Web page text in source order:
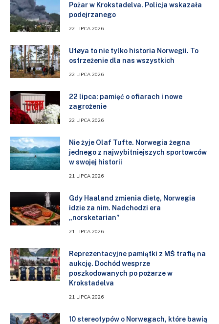
Pożar w Krokstadelva. Policja wskazała
podejrzanego
22 LIPCA 2026
Utøya to nie tylko historia Norwegii. To
ostrzeżenie dla nas wszystkich
22 LIPCA 2026
22 lipca: pamięć o ofiarach i nowe
zagrożenie
22 LIPCA 2026
Nie żyje Olaf Tufte. Norwegia żegna
jednego z najwybitniejszych sportowców
w swojej historii
21 LIPCA 2026
Gdy Haaland zmienia dietę, Norwegia
idzie za nim. Nadchodzi era
„norsketarian”
21 LIPCA 2026
Reprezentacyjne pamiątki z MŚ trafią na
aukcję. Dochód wesprze
poszkodowanych po pożarze w
Krokstadelva
21 LIPCA 2026
10 stereotypów o Norwegach, które bawią